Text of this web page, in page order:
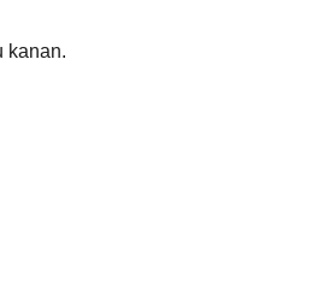
kanan.